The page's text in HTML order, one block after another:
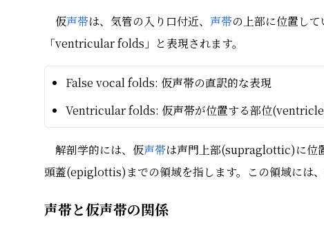
仮声帯は、気管の入り口付近、 声帯の上部に位置し
「ventricular folds」と表現されます。
False vocal folds: 仮声帯の直訳的な表現
Ventricular folds: 仮声帯が位置する部位
解剖学的には、仮声帯は声門上部(supraglottic)に位
頭蓋(epiglottis)までの領域を指します。この領域には
声帯と仮声帯の関係